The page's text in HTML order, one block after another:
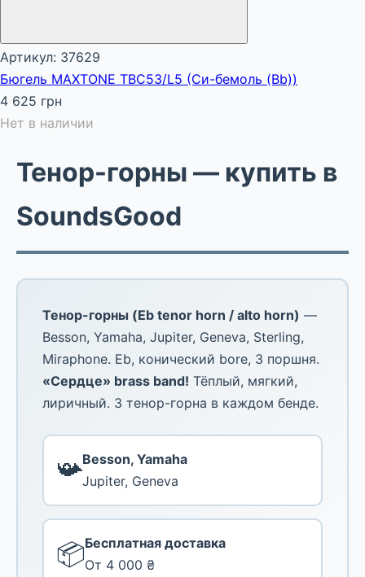
Артикул: 37629
Бюгель MAXTONE TBC53/L5 (Си-бемоль (Bb))
4 625 грн
Нет в наличии
Тенор-горны — купить в
SoundsGood
Тенор-горны (Eb tenor horn / alto horn) —
Besson, Yamaha, Jupiter, Geneva, Sterling,
Miraphone. Eb, конический bore, 3 поршня.
«Сердце» brass band! Тёплый, мягкий,
лиричный. 3 тенор-горна в каждом бенде.
📯Besson, Yamaha
Jupiter, Geneva
📦Бесплатная доставка
От 4 000 ₴